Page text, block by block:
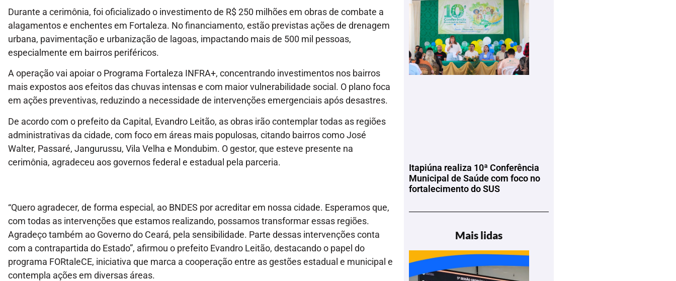
Durante a cerimônia, foi oficializado o investimento de R$ 250 milhões em obras de combate a
alagamentos e enchentes em Fortaleza. No financiamento, estão previstas ações de drenagem
urbana, pavimentação e urbanização de lagoas, impactando mais de 500 mil pessoas,
especialmente em bairros periféricos.
A operação vai apoiar o Programa Fortaleza INFRA+, concentrando investimentos nos bairros
mais expostos aos efeitos das chuvas intensas e com maior vulnerabilidade social. O plano foca
em ações preventivas, reduzindo a necessidade de intervenções emergenciais após desastres.
De acordo com o prefeito da Capital, Evandro Leitão, as obras irão contemplar todas as regiões
administrativas da cidade, com foco em áreas mais populosas, citando bairros como José
Walter, Passaré, Jangurussu, Vila Velha e Mondubim. O gestor, que esteve presente na
cerimônia, agradeceu aos governos federal e estadual pela parceria.
“Quero agradecer, de forma especial, ao BNDES por acreditar em nossa cidade. Esperamos que,
com todas as intervenções que estamos realizando, possamos transformar essas regiões.
Agradeço também ao Governo do Ceará, pela sensibilidade. Parte dessas intervenções conta
com a contrapartida do Estado”, afirmou o prefeito Evandro Leitão, destacando o papel do
programa FORtaleCE, iniciativa que marca a cooperação entre as gestões estadual e municipal e
contempla ações em diversas áreas.
Itapiúna realiza 10ª Conferência
Municipal de Saúde com foco no
fortalecimento do SUS
Mais lidas